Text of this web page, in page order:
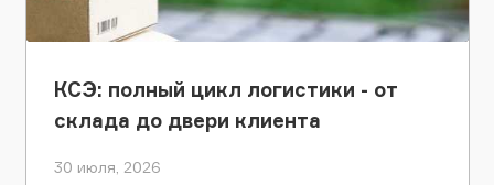
КСЭ: полный цикл логистики - от
склада до двери клиента
30 июля, 2026